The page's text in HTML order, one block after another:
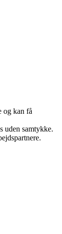
og kan få
uden samtykke.